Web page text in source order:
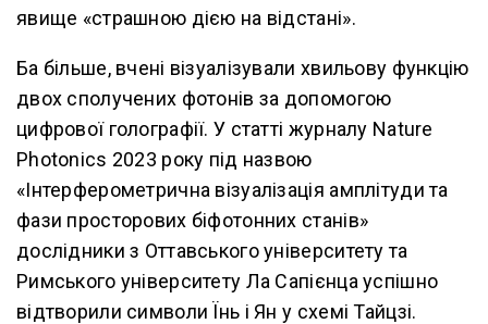
явище «страшною дією на відстані».
Ба більше, вчені візуалізували хвильову функцію
двох сполучених фотонів за допомогою
цифрової голографії. У статті журналу Nature
Photonics 2023 року під назвою
«Інтерферометрична візуалізація амплітуди та
фази просторових біфотонних станів»
дослідники з Оттавського університету та
Римського університету Ла Сапієнца успішно
відтворили символи Їнь і Ян у схемі Тайцзі.